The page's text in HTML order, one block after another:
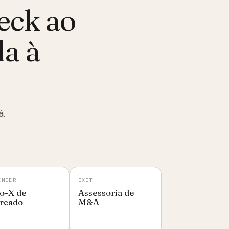
ao
à
X de
EXIT
Assessoria de
M&A